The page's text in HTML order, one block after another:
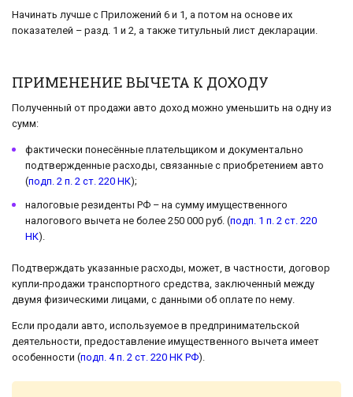
Начинать лучше с Приложений 6 и 1, а потом на основе их
показателей – разд. 1 и 2, а также титульный лист декларации.
ПРИМЕНЕНИЕ ВЫЧЕТА К ДОХОДУ
Полученный от продажи авто доход можно уменьшить на одну из
сумм:
фактически понесённые плательщиком и документально
подтвержденные расходы, связанные с приобретением авто
(подп. 2 п. 2 ст. 220 НК);
налоговые резиденты РФ – на сумму имущественного
налогового вычета не более 250 000 руб. (подп. 1 п. 2 ст. 220
НК).
Подтверждать указанные расходы, может, в частности, договор
купли-продажи транспортного средства, заключенный между
двумя физическими лицами, с данными об оплате по нему.
Если продали авто, используемое в предпринимательской
деятельности, предоставление имущественного вычета имеет
особенности (подп. 4 п. 2 ст. 220 НК РФ).